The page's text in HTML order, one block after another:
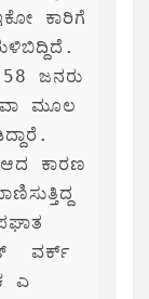
ಕಾರಿಗೆ
58 ಜನರು
ಮೂಲ
ಕಾರಣ
ವರ್ಕ್
ಎ